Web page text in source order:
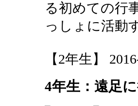
る初めての行
っしょに活動
【2年生】
4年生：遠足